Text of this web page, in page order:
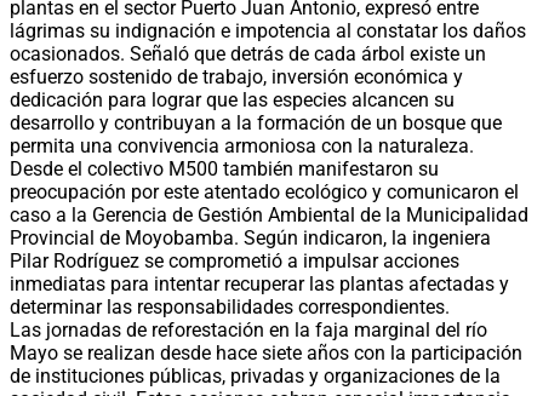
plantas en el sector Puerto Juan Antonio, expresó entre
lágrimas su indignación e impotencia al constatar los daños
ocasionados. Señaló que detrás de cada árbol existe un
esfuerzo sostenido de trabajo, inversión económica y
dedicación para lograr que las especies alcancen su
desarrollo y contribuyan a la formación de un bosque que
permita una convivencia armoniosa con la naturaleza.
Desde el colectivo M500 también manifestaron su
preocupación por este atentado ecológico y comunicaron el
caso a la Gerencia de Gestión Ambiental de la Municipalidad
Provincial de Moyobamba. Según indicaron, la ingeniera
Pilar Rodríguez se comprometió a impulsar acciones
inmediatas para intentar recuperar las plantas afectadas y
determinar las responsabilidades correspondientes.
Las jornadas de reforestación en la faja marginal del río
Mayo se realizan desde hace siete años con la participación
de instituciones públicas, privadas y organizaciones de la